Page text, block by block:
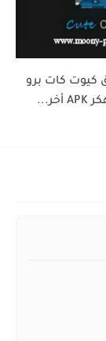
كيوت كات برو